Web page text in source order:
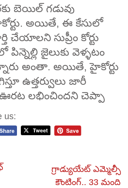
బెయిల్ గడువు
అయితే, ఈ కేసులో
చేయాలని సుప్రీం కోర్టు
జైలుకు వెళ్ళటం
అంతా. అయితే, హైకోర్టు
ఉత్తర్వులు జారీ
లభించిందని చెప్పా
us:
గ్రాడ్యుయేట్ ఎమ్మెల్సీ
కౌంటింగ్.. 33 మంది